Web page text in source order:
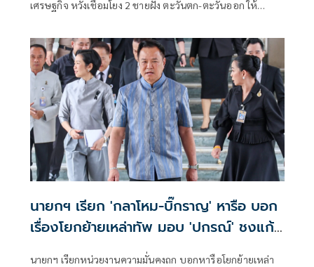
เศรษฐกิจ หวังเชื่อมโยง 2 ชายฝั่ง ตะวันตก-ตะวันออก ให้
นายกฯ เรียก 'กลาโหม-บิ๊กราญ' หารือ บอก
เรื่องโยกย้ายเหล่าทัพ มอบ 'ปกรณ์' ชงแก้
นายกฯ เรียกหน่วยงานความมั่นคงถก บอกหารือโยกย้ายเหล่า